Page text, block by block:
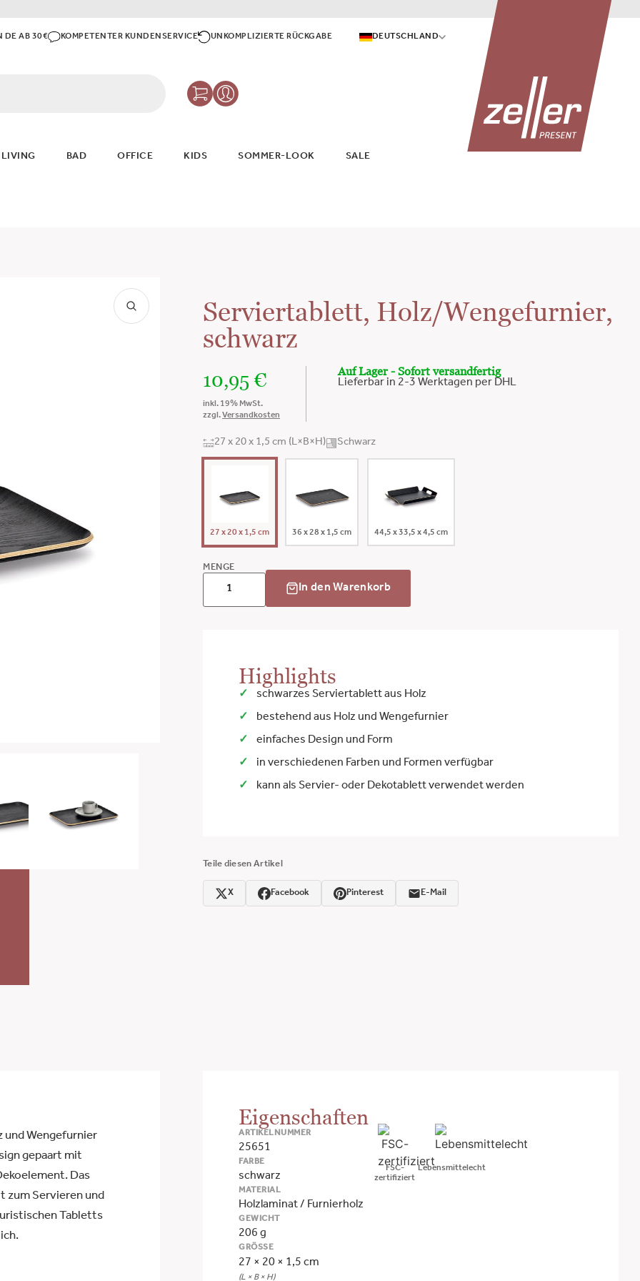
DE AB 30€ KOMPETENTER KUNDENSERVICE UNKOMPLIZIERTE RÜCKGABE DEUTSCHLAND
BAD OFFICE KIDS SOMMER-LOOK SALE
Serviertablett, Holz/Wengefurnier,
schwarz
10,95 €
inkl. 19% MwSt.
zzgl. Versandkosten
Auf Lager - Sofort versandfertig
Lieferbar in 2-3 Werktagen per DHL
27 x 20 x 1,5 cm (L×B×H) Schwarz
27 x 20 x 1,5 cm 36 x 28 x 1,5 cm 44,5 x 33,5 x 4,5 cm
MENGE
In den Warenkorb
Highlights
schwarzes Serviertablett aus Holz
bestehend aus Holz und Wengefurnier
einfaches Design und Form
in verschiedenen Farben und Formen verfügbar
kann als Servier- oder Dekotablett verwendet werden
Teile diesen Artikel
X Facebook Pinterest E-Mail
und Wengefurnier
gepaart mit
Das
zum Servieren und
Tabletts
Eigenschaften
ARTIKELNUMMER
25651
FARBE
schwarz
MATERIAL
Holzlaminat / Furnierholz
GEWICHT
206 g
GRÖSSE
27 × 20 × 1,5 cm
(L × B × H)
FSC-
zertifiziert
Lebensmittelecht